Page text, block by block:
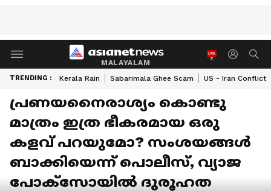
MALAYALAM
TRENDING : Kerala Rain Sabarimala Ghee Scam US - Iran Conflict
പ്രണയനൈരാശ്യം കൊണ്ടു
മാത്രം ഇത്ര ഭീകരമായ ഒരു
കളവ് പറയുമോ? സംശയങ്ങൾ
ബാക്കിയെന്ന് പൊലീസ്, വ്യാജ
പോക്സോയിൽ ദുരൂഹത